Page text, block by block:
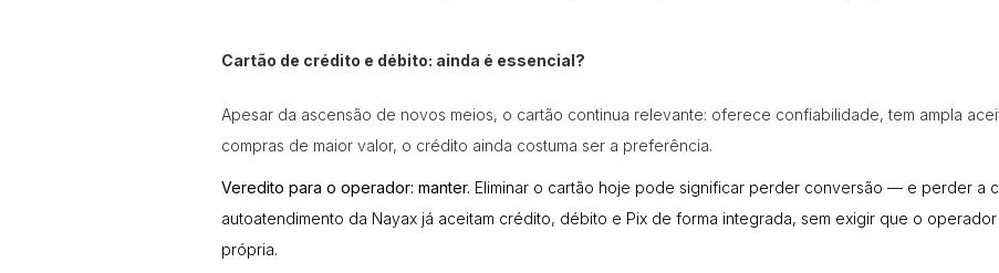
Cartão de crédito e débito: ainda é essencial?
Apesar da ascensão de novos meios, o cartão continua relevante: oferece confiabilidade, tem ampla
compras de maior valor, o crédito ainda costuma ser a preferência.
Veredito para o operador: manter. Eliminar o cartão hoje pode significar perder conversão — e perder a
autoatendimento da Nayaxjá aceitam crédito, débito e Pix de forma integrada, sem exigir que o
própria.